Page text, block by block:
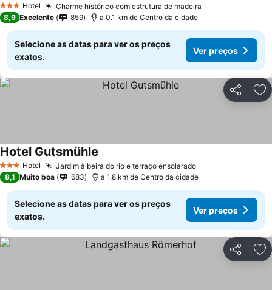
3 EstrelasHotel Charme histórico com estrutura de madeira
8,9 Excelente 859 a 0.1 km de Centro da cidade
Selecione as datas para ver os preços
exatos.
Ver preços
Partilhar
3 EstrelasHotel Jardim à beira do rio e terraço ensolarado
Hotel Gutsmühle
8,1 Muito boa 683 a 1.8 km de Centro da cidade
Selecione as datas para ver os preços
exatos.
Ver preços
Partilhar